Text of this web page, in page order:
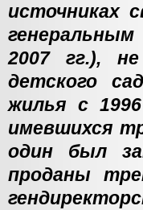
источниках
2007 гг.),
детского
жилья с
имевшихся
один был
проданы